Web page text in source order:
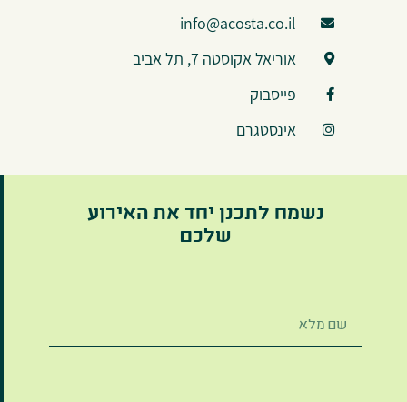
info@acosta.co.il
אוריאל אקוסטה 7, תל אביב
פייסבוק
אינסטגרם
נשמח לתכנן יחד את האירוע
שלכם